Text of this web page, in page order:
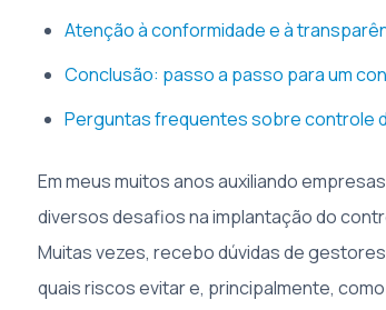
Atenção à conformidade e à
Conclusão: passo a passo para um
Perguntas frequentes sobre controle
Em meus muitos anos auxiliando
diversos desafios na implantação do
Muitas vezes, recebo dúvidas de
quais riscos evitar e, principalmente,